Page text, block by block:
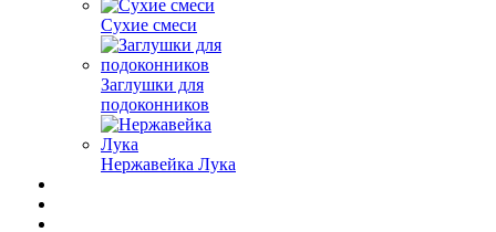
Сухие смеси
Заглушки для
подоконников
Нержавейка Лука